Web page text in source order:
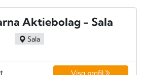
Aktiebolag - Sala
Sala
Visa profil